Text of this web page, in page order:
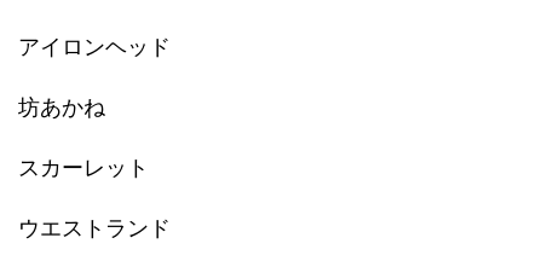
アイロンヘッド
坊あかね
スカーレット
ウエストランド